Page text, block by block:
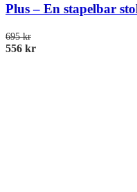
Plus – En stapelbar
695kr
556 kr